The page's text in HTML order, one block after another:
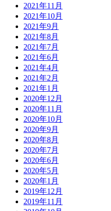
2021年11月
2021年10月
2021年9月
2021年8月
2021年7月
2021年6月
2021年4月
2021年2月
2021年1月
2020年12月
2020年11月
2020年10月
2020年9月
2020年8月
2020年7月
2020年6月
2020年5月
2020年1月
2019年12月
2019年11月